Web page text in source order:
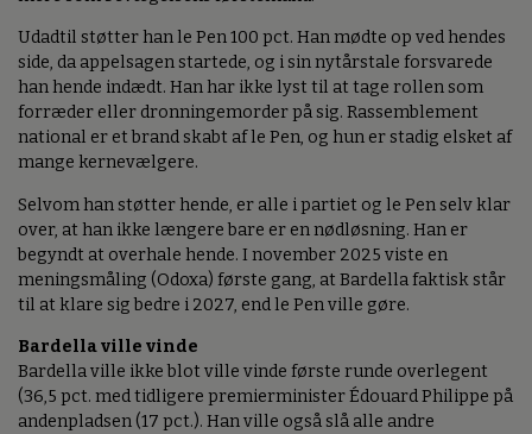
Udadtil støtter han le Pen 100 pct. Han mødte op ved hendes
side, da appelsagen startede, og i sin nytårstale forsvarede
han hende indædt. Han har ikke lyst til at tage rollen som
forræder eller dronningemorder på sig. Rassemblement
national er et brand skabt af le Pen, og hun er stadig elsket af
mange kernevælgere.
Selvom han støtter hende, er alle i partiet og le Pen selv klar
over, at han ikke længere bare er en nødløsning. Han er
begyndt at overhale hende. I november 2025 viste en
meningsmåling (Odoxa) første gang, at Bardella faktisk står
til at klare sig bedre i 2027, end le Pen ville gøre.
Bardella ville vinde
Bardella ville ikke blot ville vinde første runde overlegent
(36,5 pct. med tidligere premierminister Édouard Philippe på
andenpladsen (17 pct.). Han ville også slå alle andre